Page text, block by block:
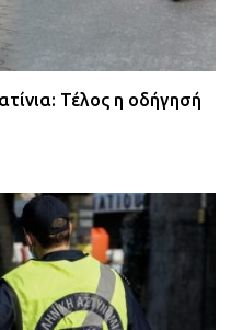
Τέλος η οδήγησή